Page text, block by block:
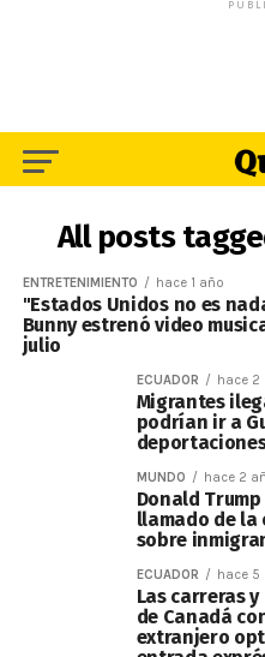
All posts
ENTRETENIMIENTO hace 1 año
"Estados Unidos no es
Bunny estrenó video
julio
ECUADOR hace 2
Migrantes
podrían ir a
MUNDO hace 2
Donald
llamado de la
sobre
ECUADOR hace 5
Las carreras
de Canadá
extranjero